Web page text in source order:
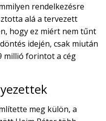
rendelkezésre
alá a tervezett
hogy ez miért nem tűnt
idején, csak miután
millió forintot a cég
meg külön, a